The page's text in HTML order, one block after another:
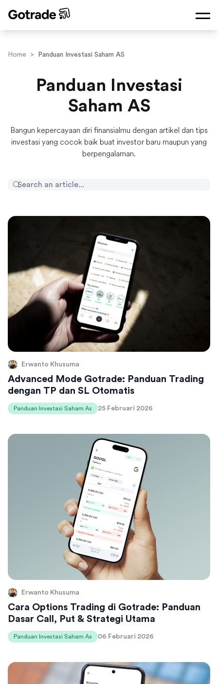
Home > Panduan Investasi Saham AS
Panduan Investasi
Saham AS
Bangun kepercayaan diri finansialmu dengan artikel dan tips
investasi yang cocok baik buat investor baru maupun yang
berpengalaman.
Erwanto Khusuma
Advanced Mode Gotrade: Panduan Trading
dengan TP dan SL Otomatis
Panduan Investasi Saham As 25 Februari 2026
Erwanto Khusuma
Cara Options Trading di Gotrade: Panduan
Dasar Call, Put & Strategi Utama
Panduan Investasi Saham As 06 Februari 2026